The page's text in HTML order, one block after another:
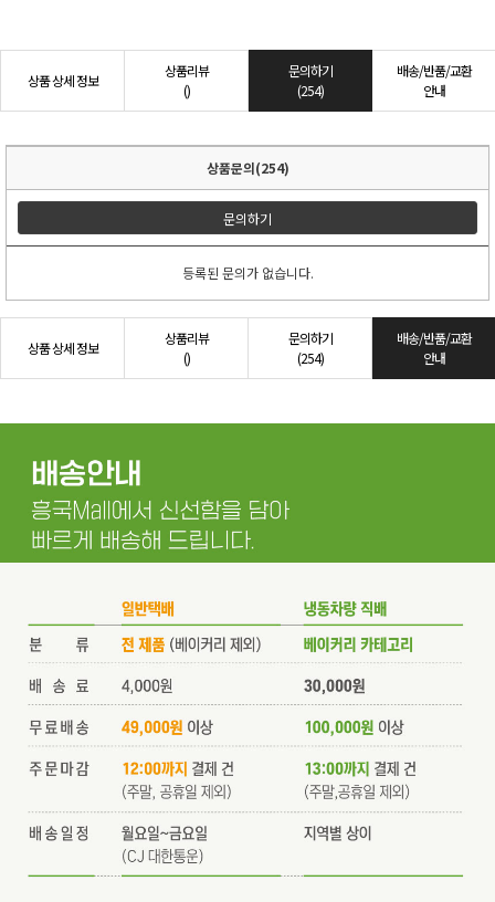
상품 상세 정보
상품리뷰
()
문의하기
(254)
배송/반품/교환
안내
상품문의(254)
문의하기
등록된 문의가 없습니다.
상품 상세 정보
상품리뷰
()
문의하기
(254)
배송/반품/교환
안내